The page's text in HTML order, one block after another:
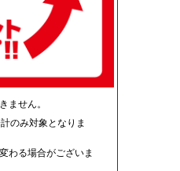
ません。
のみ対象となりま
わる場合がございま